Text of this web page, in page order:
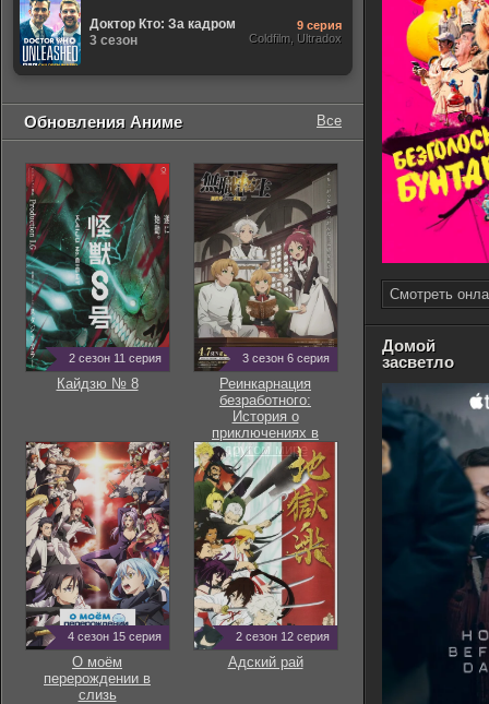
Смотреть
Домой
засветло
Доктор Кто: За кадром
3 сезон
9 серия
Coldfilm, Ultradox
Обновления Аниме Все
2 сезон 11 серия
Кайдзю № 8
3 сезон 6 серия
Реинкарнация
безработного:
История о
приключениях в
другом мире
4 сезон 15 серия
О моём
перерождении в
слизь
2 сезон 12 серия
Адский рай